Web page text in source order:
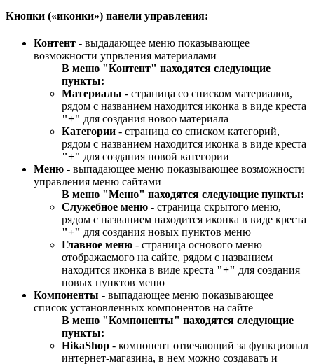
Кнопки («иконки») панели управления:
Контент - выдадающее меню показывающее
возможности упрвления материалами
В меню "Контент" находятся следующие
пункты:
Материалы - страница со списком материалов,
рядом с названием находится иконка в виде креста
"+" для создания новоо материала
Категории - страница со списком категорий,
рядом с названием находится иконка в виде креста
"+" для создания новой категории
Меню - выпадающее меню показывающее возможности
управления меню сайтами
В меню "Меню" находятся следующие пункты:
Служебное меню - страница скрытого меню,
рядом с названием находится иконка в виде креста
"+" для создания новых пунктов меню
Главное меню - страница основого меню
отображаемого на сайте, рядом с названием
находится иконка в виде креста "+" для создания
новых пунктов меню
Компоненты - выпадающее меню показывающее
список установленных компонентов на сайте
В меню "Компоненты" находятся следующие
пункты:
HikaShop - компонент отвечающий за функционал
интернет-магазина, в нем можно создавать и